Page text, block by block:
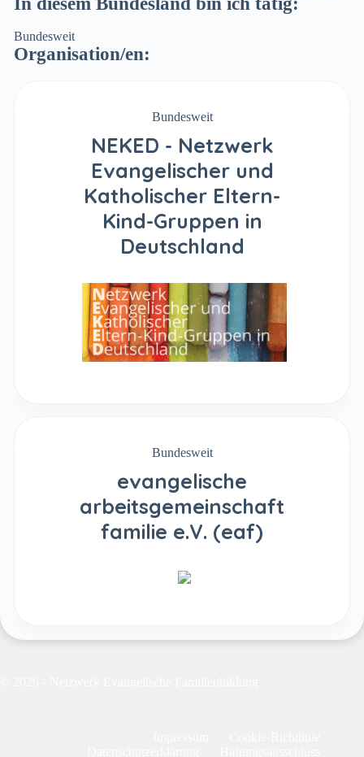
Bundesweit
Organisation/en:
Bundesweit
NEKED - Netzwerk
Evangelischer und
Katholischer Eltern-
Kind-Gruppen in
Deutschland
Bundesweit
evangelische
arbeitsgemeinschaft
familie e.V. (eaf)